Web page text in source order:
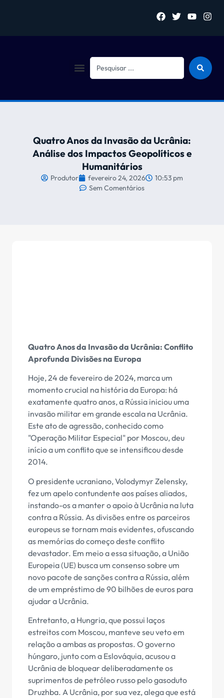
Quatro Anos da Invasão da Ucrânia:
Análise dos Impactos Geopolíticos e
Humanitários
Produtor fevereiro 24, 2026
10:53 pm
Sem Comentários
Quatro Anos da Invasão da Ucrânia: Conflito
Aprofunda Divisões na Europa
Hoje, 24 de fevereiro de 2024, marca um
momento crucial na história da Europa: há
exatamente quatro anos, a Rússia iniciou uma
invasão militar em grande escala na Ucrânia.
Este ato de agressão, conhecido como
"Operação Militar Especial" por Moscou, deu
início a um conflito que se intensificou desde
2014.
O presidente ucraniano, Volodymyr Zelensky,
fez um apelo contundente aos países aliados,
instando-os a manter o apoio à Ucrânia na luta
contra a Rússia. As divisões entre os parceiros
europeus se tornam mais evidentes, ofuscando
as memórias do começo deste conflito
devastador. Em meio a essa situação, a União
Europeia (UE) busca um consenso sobre um
novo pacote de sanções contra a Rússia, além
de um empréstimo de 90 bilhões de euros para
ajudar a Ucrânia.
Entretanto, a Hungria, que possui laços
estreitos com Moscou, manteve seu veto em
relação a ambas as propostas. O governo
húngaro, junto com a Eslováquia, acusou a
Ucrânia de bloquear deliberadamente os
suprimentos de petróleo russo pelo gasoduto
Druzhba. A Ucrânia, por sua vez, alega que está